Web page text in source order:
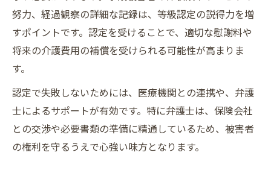
努力、経過観察の詳細な記録は、等級認定の説得力を増
すポイントです。認定を受けることで、適切な慰謝料や
将来の介護費用の補償を受けられる可能性が高まりま
す。
認定で失敗しないためには、医療機関との連携や、弁護
士によるサポートが有効です。特に弁護士は、保険会社
との交渉や必要書類の準備に精通しているため、被害者
の権利を守るうえで心強い味方となります。